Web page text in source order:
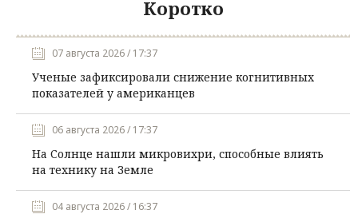
Коротко
07 августа 2026 / 17:37
Ученые зафиксировали снижение когнитивных
показателей у американцев
06 августа 2026 / 17:37
На Солнце нашли микровихри, способные влиять
на технику на Земле
04 августа 2026 / 16:37